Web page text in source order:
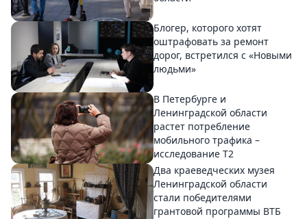
Блогер, которого хотят
оштрафовать за ремонт
дорог, встретился с «Новыми
людьми»
В Петербурге и
Ленинградской области
растет потребление
мобильного трафика –
исследование T2
Два краеведческих музея
Ленинградской области
стали победителями
грантовой программы ВТБ